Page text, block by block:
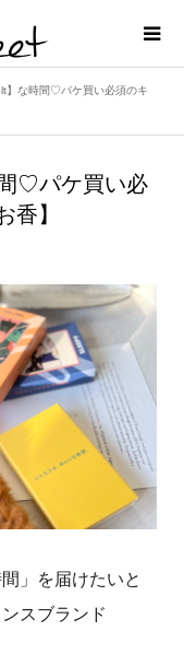
】な時間♡パケ買い必須のキ
♡パケ買い必
香】
」を届けたいと
スブランド